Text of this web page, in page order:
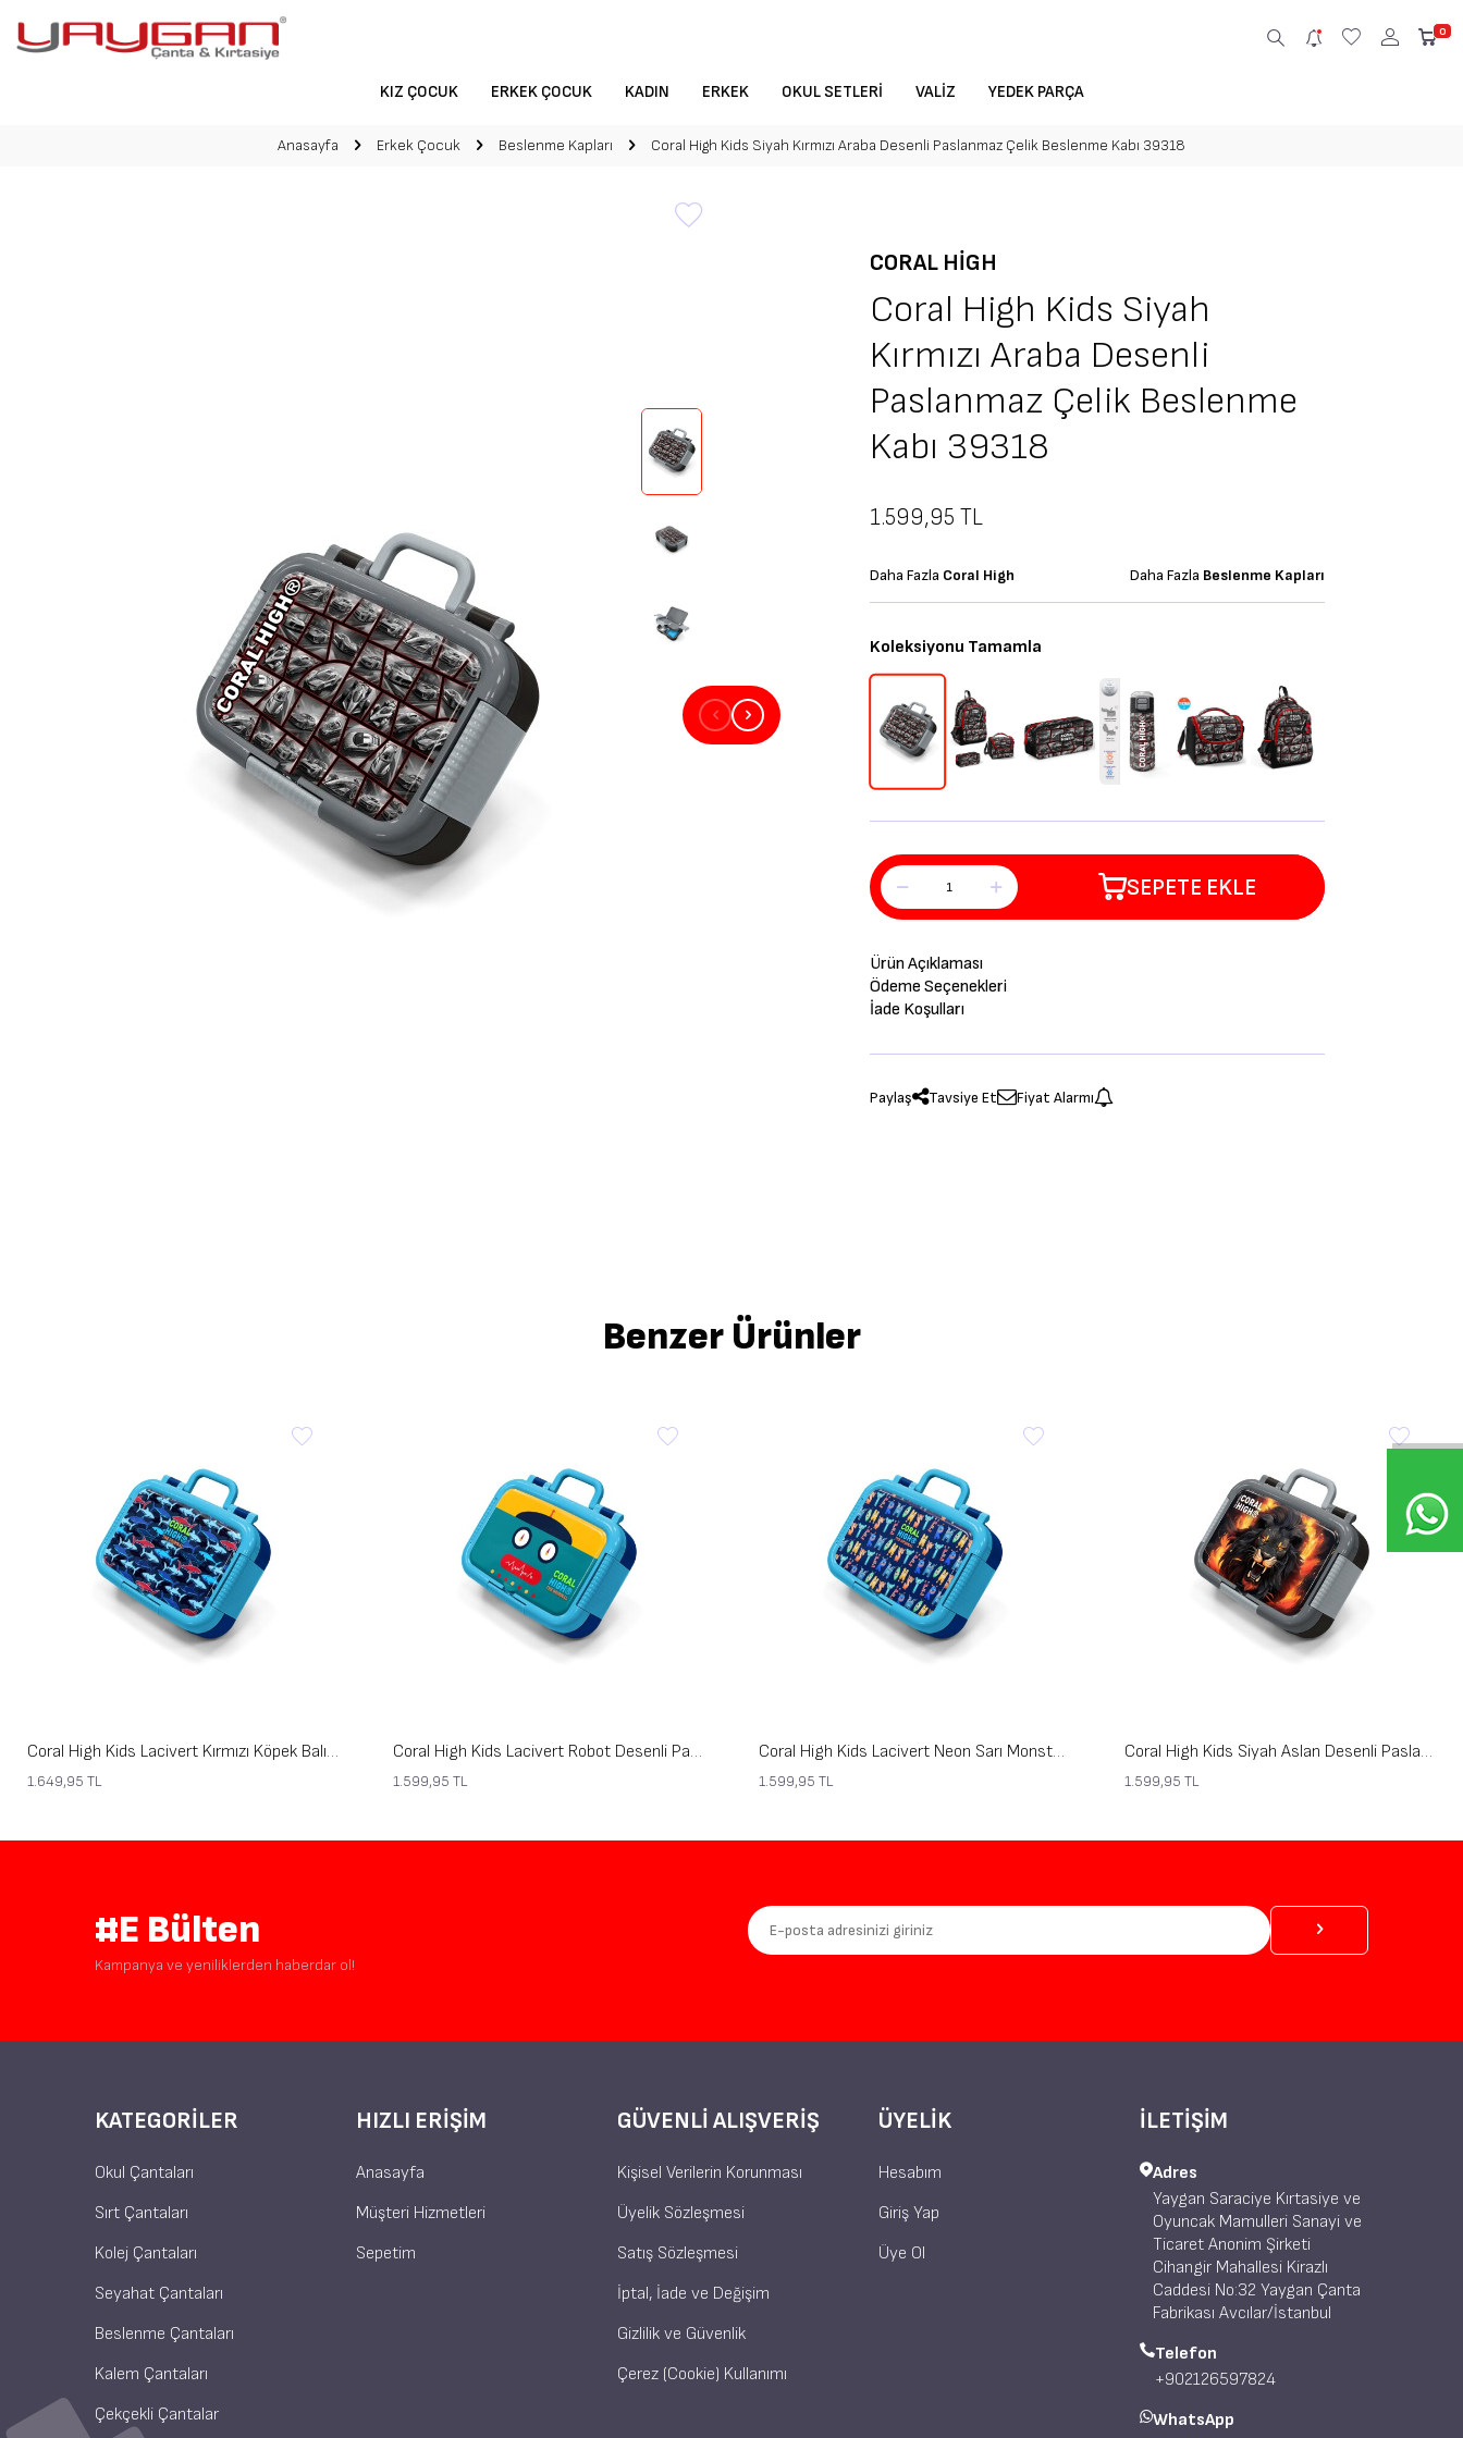
0
KIZ ÇOCUK ERKEK ÇOCUK KADIN ERKEK OKUL SETLERI VALIZ YEDEK PARÇA
Anasayfa Erkek Çocuk Beslenme Kapları Coral High Kids Siyah Kırmızı Araba Desenli Paslanmaz Çelik Beslenme Kabı 39318
CORAL HIGH
Coral High Kids Siyah
Kırmızı Araba Desenli
Paslanmaz Çelik Beslenme
Kabı 39318
1.599,95 TL
Daha Fazla Coral High Daha Fazla Beslenme Kapları
Koleksiyonu Tamamla
SEPETE EKLE
Ürün Açıklaması
Ödeme Seçenekleri
İade Koşulları
Paylaş Tavsiye Et Fiyat Alarmı
Benzer Ürünler
Coral High Kids Lacivert Kırmızı Köpek Balığı Desenli Paslanmaz Çelik Beslenme Kabı 39236
1.649,95 TL
Coral High Kids Lacivert Robot Desenli Paslanmaz Çelik Beslenme Kabı 39223
1.599,95 TL
Coral High Kids Lacivert Neon Sarı Monster Desenli Paslanmaz Çelik Beslenme Kabı 39242
1.599,95 TL
Coral High Kids Siyah Aslan Desenli Paslanmaz Çelik Beslenme Kabı 39369
1.599,95 TL
#E Bülten
Kampanya ve yeniliklerden haberdar ol!
KATEGORILER
Okul Çantaları
Sırt Çantaları
Kolej Çantaları
Seyahat Çantaları
Beslenme Çantaları
Kalem Çantaları
Çekçekli Çantalar
HIZLI ERIŞIM
Anasayfa
Müşteri Hizmetleri
Sepetim
GÜVENLI ALIŞVERIŞ
Kişisel Verilerin Korunması
Üyelik Sözleşmesi
Satış Sözleşmesi
İptal, İade ve Değişim
Gizlilik ve Güvenlik
Çerez (Cookie) Kullanımı
ÜYELIK
Hesabım
Giriş Yap
Üye Ol
İLETİŞİM
Adres
Yaygan Saraciye Kırtasiye ve
Oyuncak Mamulleri Sanayi ve
Ticaret Anonim Şirketi
Cihangir Mahallesi Kirazlı
Caddesi No:32 Yaygan Çanta
Fabrikası Avcılar/İstanbul
Telefon
+902126597824
WhatsApp